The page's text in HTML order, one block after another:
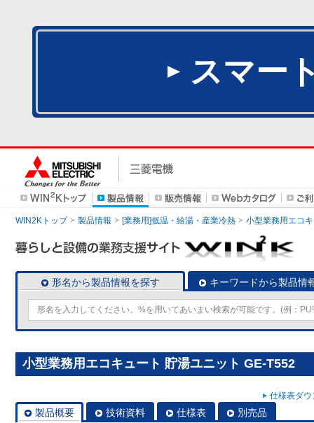
スマー
WIN2Kトップ 製品情報 [業務用]低温・給湯・産業冷熱 小型業務用エコ
形名から製品情報を探す キーワードから製品情
小型業務用エコキュート 貯湯ユニット GE-T552
仕様表ダ
製品概要 技術資料 仕様表 別売品